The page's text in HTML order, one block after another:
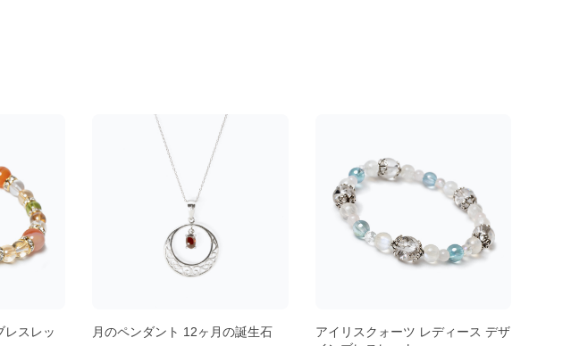
の誕生石
アイリスクォーツ レディース デザ
4月誕生石 クリスタルブレスレッ